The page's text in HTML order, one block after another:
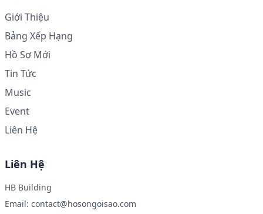
Giới Thiệu
Bảng Xếp Hạng
Hồ Sơ Mới
Tin Tức
Music
Event
Liên Hệ
Liên Hệ
HB Building
Email: contact@hosongoisao.com